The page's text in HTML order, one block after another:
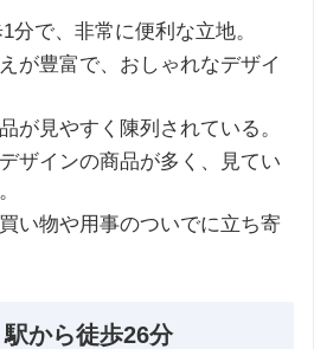
分で、非常に便利な立地。
が豊富で、おしゃれなデザイ
が見やすく陳列されている。
ザインの商品が多く、見てい
い物や用事のついでに立ち寄
から徒歩26分